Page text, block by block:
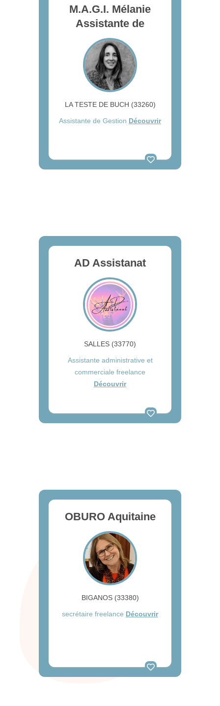
M.A.G.I. Mélanie
Assistante de
LA TESTE DE BUCH (33260)
Assistante de Gestion Découvrir
AD Assistanat
SALLES (33770)
Assistante administrative et
commerciale freelance
Découvrir
OBURO Aquitaine
BIGANOS (33380)
secrétaire freelance Découvrir